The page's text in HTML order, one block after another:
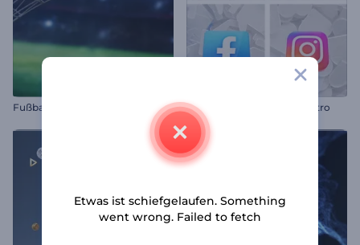
Fußballspiel Intro Soziale Medien Symbole-Intro
Etwas ist schiefgelaufen. Something
went wrong. Failed to fetch